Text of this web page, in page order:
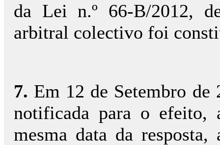
da Lei n.º 66-B/2012,
arbitral colectivo foi
7. Em 12 de Setembro de
notificada para o efeito,
mesma data da